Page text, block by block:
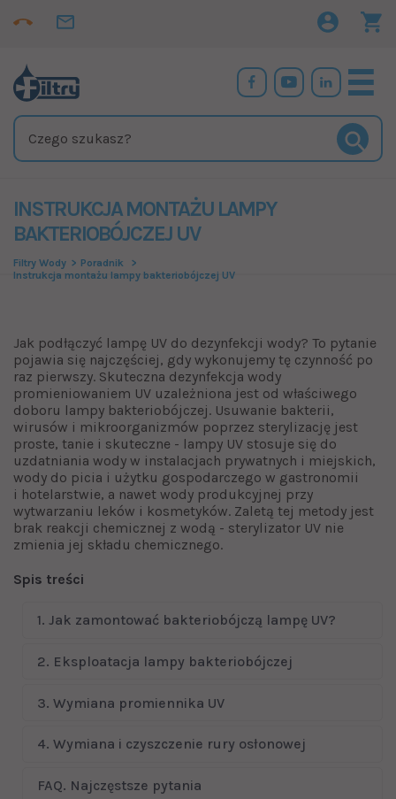
INSTRUKCJA MONTAŻU LAMPY
BAKTERIOBÓJCZEJ UV
Filtry Wody
Poradnik
Instrukcja montażu lampy bakteriobójczej UV
Jak podłączyć lampę UV do dezynfekcji wody? To pytanie
pojawia się najczęściej, gdy wykonujemy tę czynność po
raz pierwszy. Skuteczna dezynfekcja wody
promieniowaniem UV uzależniona jest od właściwego
doboru lampy bakteriobójczej. Usuwanie bakterii,
wirusów i mikroorganizmów poprzez sterylizację jest
proste, tanie i skuteczne - lampy UV stosuje się do
uzdatniania wody w instalacjach prywatnych i miejskich,
wody do picia i użytku gospodarczego w gastronomii
i hotelarstwie, a nawet wody produkcyjnej przy
wytwarzaniu leków i kosmetyków. Zaletą tej metody jest
brak reakcji chemicznej z wodą - sterylizator UV nie
zmienia jej składu chemicznego.
Spis treści
1. Jak zamontować bakteriobójczą lampę UV?
2. Eksploatacja lampy bakteriobójczej
3. Wymiana promiennika UV
4. Wymiana i czyszczenie rury osłonowej
FAQ. Najczęstsze pytania